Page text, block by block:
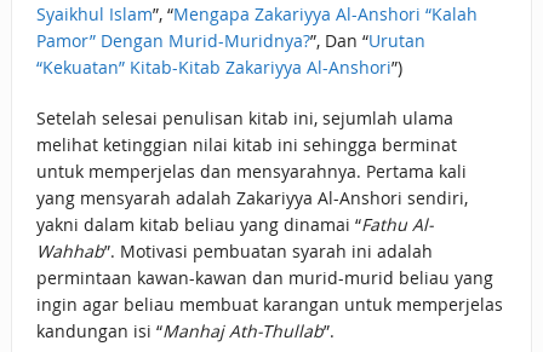
Syaikhul Islam”, “Mengapa Zakariyya Al-Anshori “Kalah
Pamor” Dengan Murid-Muridnya?”, Dan “Urutan
“Kekuatan” Kitab-Kitab Zakariyya Al-Anshori”)
Setelah selesai penulisan kitab ini, sejumlah ulama
melihat ketinggian nilai kitab ini sehingga berminat
untuk memperjelas dan mensyarahnya. Pertama kali
yang mensyarah adalah Zakariyya Al-Anshori sendiri,
yakni dalam kitab beliau yang dinamai “Fathu Al-
Wahhab”. Motivasi pembuatan syarah ini adalah
permintaan kawan-kawan dan murid-murid beliau yang
ingin agar beliau membuat karangan untuk memperjelas
kandungan isi “Manhaj Ath-Thullab”.